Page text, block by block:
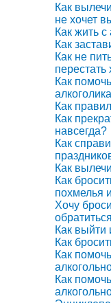
Как
не хочет
Как жить
Как
Как не
перестать
Как
Как
Как
навсегда?
Как
Как
Как
похмелья
Хочу
Как выйти
Как
Как
Как